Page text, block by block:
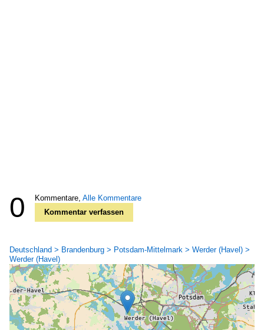
0 Kommentare, Alle Kommentare
Kommentar verfassen
Deutschland > Brandenburg > Potsdam-Mittelmark > Werder (Havel) >
Werder (Havel)